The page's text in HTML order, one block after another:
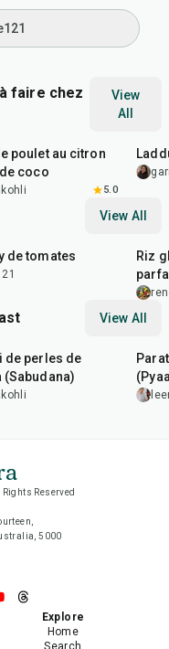
faire chez
View
All
poulet au citron
coco
5.0
View All
de tomates
Riz
View All
de perles de
(Sabudana)
Reserved
5000
Explore
Home
Search